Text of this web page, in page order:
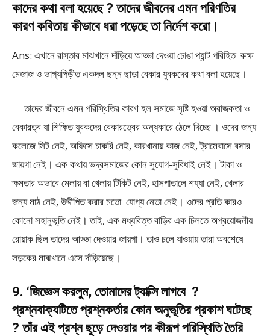
কাদের কথা বলা হয়েছে ? তাদের জীবনের এমন পরিণতির
কারণ কবিতায় কীভাবে ধরা পড়েছে তা নির্দেশ করো।
Ans: এখানে রাস্তার মাঝখানে দাঁড়িয়ে আড্ডা দেওয়া চোঙা প্যান্ট পরিহিত রুক্ষ
মেজাজ ও ভাগ্যপিড়ীত একদল ছন্ন ছাড়া বেকার যুবকদের কথা বলা হয়েছে।
তাদের জীবনে এমন পরিস্থিতির কারণ হল সমাজে সৃষ্টি হওয়া অরাজকতা ও
বেকারত্ব যা শিক্ষিত যুবকদের বেকারত্বের অন্ধকারে ঠেলে দিচ্ছে । ওদের জন্য
কলেজে সিট নেই, অফিসে চাকরি নেই, কারখানায় কাজ নেই, ট্রামেবাসে বসার
জায়গা নেই। এক কথায় ভদ্রসমাজের কোন সুযোগ-সুবিধাই নেই। টাকা ও
ক্ষমতার অভাবে মেলায় বা খেলায় টিকিট নেই, হাসপাতালে শয্যা নেই, খেলার
জন্য মাঠ নেই, উদ্দীপিত করার মতো যোগ্য নেতা নেই। ওদের প্রতি কারও
কোনো সহানুভূতি নেই। তাই, এক মধ্যবিত্ত বাড়ির এক চিলতে অপ্রয়োজনীয়
রোয়াক ছিল তাদের আড্ডা দেওয়ার জায়গা। তাও চলে যাওয়ায় তারা অবশেষে
সড়কের মাঝখানে এসে দাঁড়িয়েছে।
9. ‘জিজ্ঞেস করলুম, তোমাদের ট্যাক্সি লাগবে ?
প্রশ্নবাক্যটিতে প্রশ্নকর্তার কোন অনুভূতির প্রকাশ ঘটেছে
? তাঁর এই প্রশ্ন ছুড়ে দেওয়ার পর কীরূপ পরিস্থিতি তৈরি